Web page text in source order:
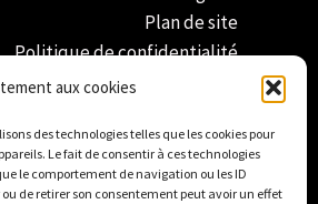
aux cookies
des technologies telles que les cookies pour
Le fait de consentir à ces technologies
le comportement de navigation ou les ID
de retirer son consentement peut avoir un effet
Plan de site
Politique de confidentialité
générales de vente